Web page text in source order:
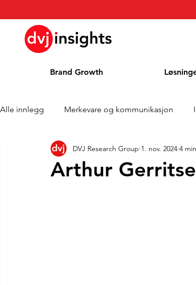
Brand Growth
Alle innlegg Merkevare og kommunikasjon
Merkevekstintervju Pressemelding
Arthur
DVJ Research Group 1. nov. 2024 4